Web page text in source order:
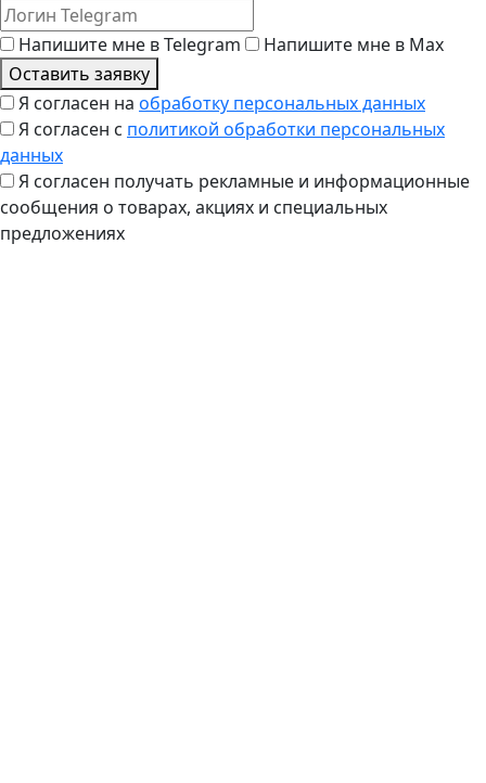
Напишите мне в Telegram
Напишите мне в Max
Оставить заявку
Я согласен на обработку персональных данных
Я согласен с политикой обработки персональных
данных
Я согласен получать рекламные и информационные
сообщения о товарах, акциях и специальных
предложениях